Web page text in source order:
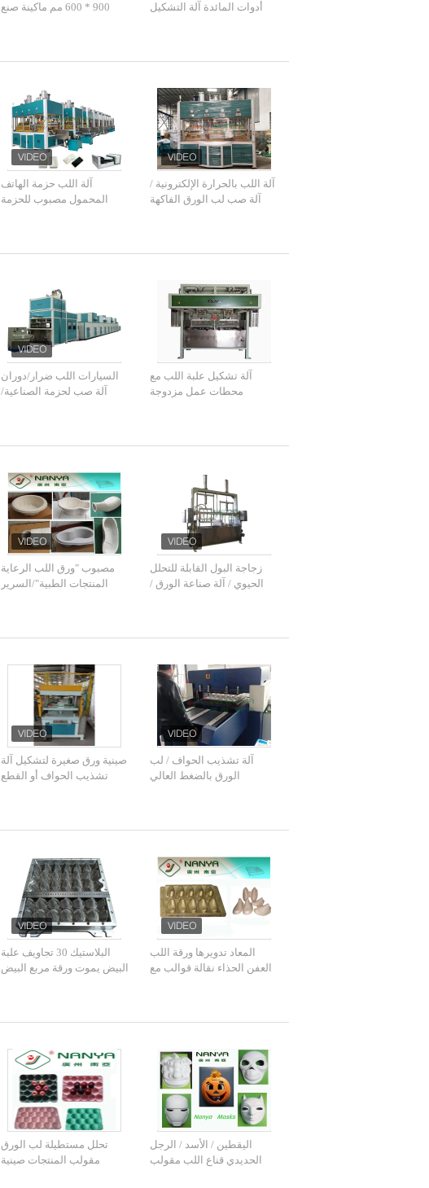
900 * 600 مم ماكينة صنع
أدوات المائدة آلة التشكيل
آلة اللب حزمة الهاتف
المحمول مصبوب للحزمة
آلة اللب بالحرارة الإلكترونية /
آلة صب لب الورق الفاكهة
السيارات اللب ضرار/دوران
آلة صب لحزمة الصناعية/
آلة تشكيل علبة اللب مع
محطات عمل مزدوجة
مصبوب "ورق اللب الرعاية
المنتجات الطبية"/السرير
زجاجة البول القابلة للتحلل
الحيوي / آلة صناعة الورق /
صينية ورق صغيرة لتشكيل آلة
تشذيب الحواف أو القطع
آلة تشذيب الحواف / لب
الورق بالضغط العالي
البلاستيك 30 تجاويف علبة
البيض يموت ورقة مربع البيض
المعاد تدويرها ورقة اللب
العفن الحذاء نقالة قوالب مع
تحلل مستطيلة لب الورق
مقولب المنتجات صينية
اليقطين / الأسد / الرجل
الحديدي قناع اللب مقولب